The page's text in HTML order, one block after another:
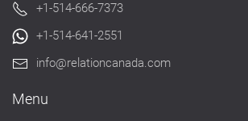
+1-514-666-7373
+1-514-641-2551
info@relationcanada.com
Menu